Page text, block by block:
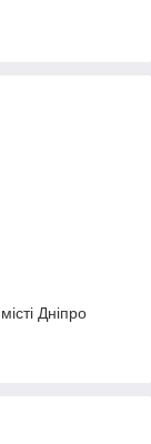
Дніпро